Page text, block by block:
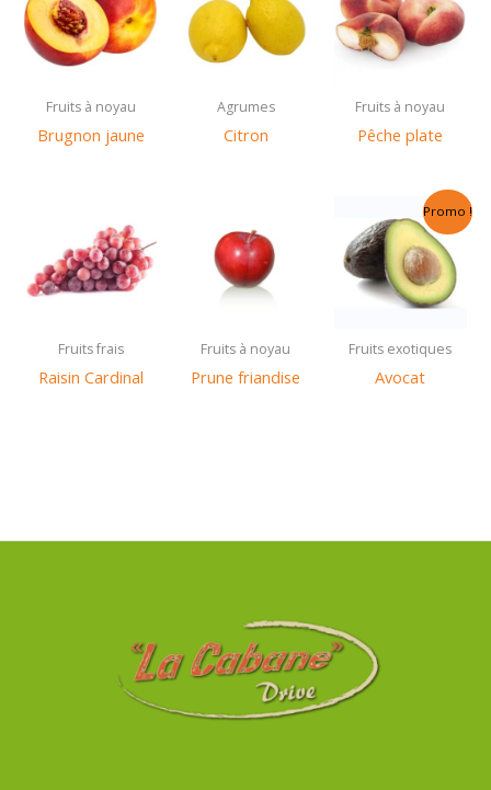
Fruits à noyau
Brugnon jaune
Agrumes
Citron
Fruits à noyau
Pêche plate
Fruits frais
Raisin Cardinal
Fruits à noyau
Prune friandise
Promo !
Fruits exotiques
Avocat